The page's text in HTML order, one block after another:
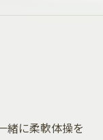
緒に柔軟体操を